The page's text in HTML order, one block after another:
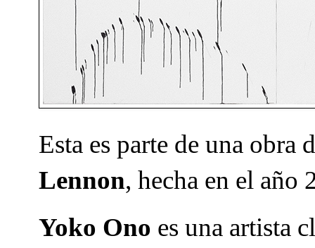
Esta es parte de una obra
Lennon, hecha en el
Yoko Ono es una artista